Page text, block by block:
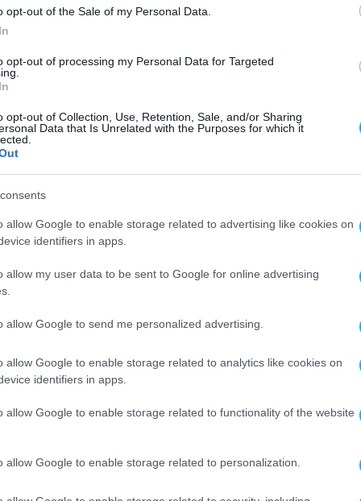
opt-out of the Sale of my Personal Data.
opt-out of processing my Personal Data for Targeted
opt-out of Collection, Use, Retention, Sale, and/or Sharing
Data that Is Unrelated with the Purposes for which it
allow Google to enable storage related to advertising like cookies on
identifiers in apps.
allow my user data to be sent to Google for online advertising
allow Google to send me personalized advertising.
allow Google to enable storage related to analytics like cookies on
identifiers in apps.
allow Google to enable storage related to functionality of the website
allow Google to enable storage related to personalization.
κάνει τον γύρο των social media,
αυτοκινήτων να σχηματίζονται, έτσι ώστε
από την ουκρανική πρωτεύουσα.
κυκλοφόρησαν στα κοινωνικά δίκτυα.
traffic jams are blocking exits from Kiev as
flee the capital en masse
attack on Moscow on Victory Day — followed
a bunker,”…
Media (@TheOtherSideRu)May 8, 2026
ότι η Μόσχα έχει προειδοποιήσει
για ισχυρή απάντηση, σε περίπτωση που
κατά την διάρκεια των εορτασμών
της Νίκης».
Reuters δεν μπόρεσε να επαληθεύσει
την εγκυρότητα των παραπάνω βίντεο.